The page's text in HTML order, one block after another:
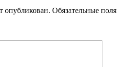
опубликован. Обязательные поля